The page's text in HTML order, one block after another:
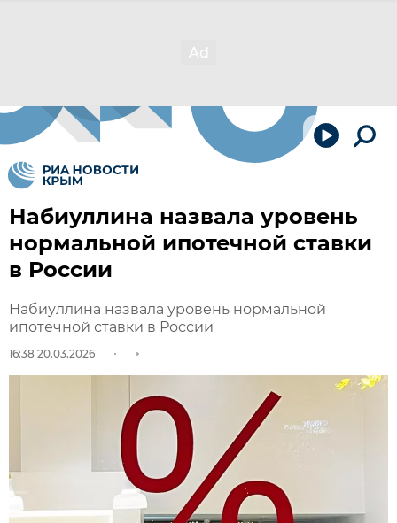
Набиуллина назвала уровень
нормальной ипотечной ставки
в России
Набиуллина назвала уровень нормальной
ипотечной ставки в России
16:38 20.03.2026